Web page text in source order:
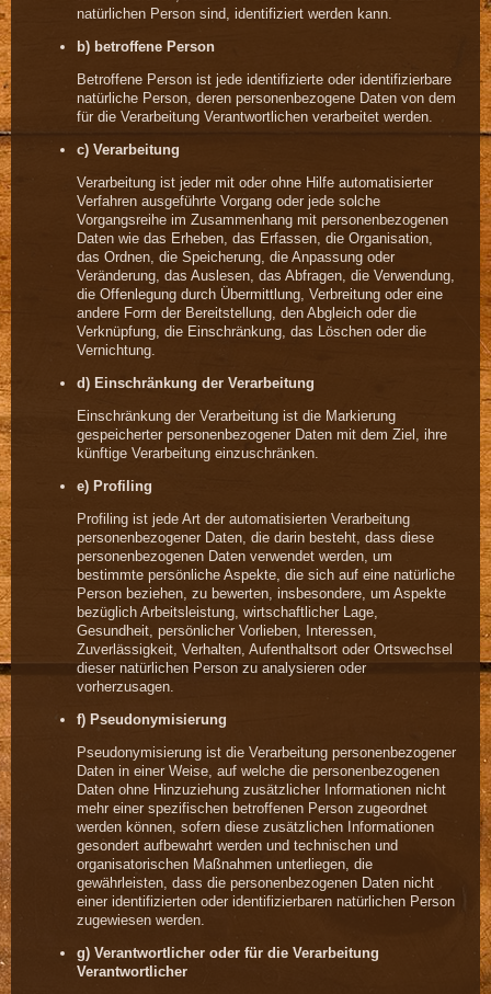
natürlichen Person sind, identifiziert werden kann.
b) betroffene Person
Betroffene Person ist jede identifizierte oder identifizierbare
natürliche Person, deren personenbezogene Daten von dem
für die Verarbeitung Verantwortlichen verarbeitet werden.
c) Verarbeitung
Verarbeitung ist jeder mit oder ohne Hilfe automatisierter
Verfahren ausgeführte Vorgang oder jede solche
Vorgangsreihe im Zusammenhang mit personenbezogenen
Daten wie das Erheben, das Erfassen, die Organisation,
das Ordnen, die Speicherung, die Anpassung oder
Veränderung, das Auslesen, das Abfragen, die Verwendung,
die Offenlegung durch Übermittlung, Verbreitung oder eine
andere Form der Bereitstellung, den Abgleich oder die
Verknüpfung, die Einschränkung, das Löschen oder die
Vernichtung.
d) Einschränkung der Verarbeitung
Einschränkung der Verarbeitung ist die Markierung
gespeicherter personenbezogener Daten mit dem Ziel, ihre
künftige Verarbeitung einzuschränken.
e) Profiling
Profiling ist jede Art der automatisierten Verarbeitung
personenbezogener Daten, die darin besteht, dass diese
personenbezogenen Daten verwendet werden, um
bestimmte persönliche Aspekte, die sich auf eine natürliche
Person beziehen, zu bewerten, insbesondere, um Aspekte
bezüglich Arbeitsleistung, wirtschaftlicher Lage,
Gesundheit, persönlicher Vorlieben, Interessen,
Zuverlässigkeit, Verhalten, Aufenthaltsort oder Ortswechsel
dieser natürlichen Person zu analysieren oder
vorherzusagen.
f) Pseudonymisierung
Pseudonymisierung ist die Verarbeitung personenbezogener
Daten in einer Weise, auf welche die personenbezogenen
Daten ohne Hinzuziehung zusätzlicher Informationen nicht
mehr einer spezifischen betroffenen Person zugeordnet
werden können, sofern diese zusätzlichen Informationen
gesondert aufbewahrt werden und technischen und
organisatorischen Maßnahmen unterliegen, die
gewährleisten, dass die personenbezogenen Daten nicht
einer identifizierten oder identifizierbaren natürlichen Person
zugewiesen werden.
g) Verantwortlicher oder für die Verarbeitung
Verantwortlicher